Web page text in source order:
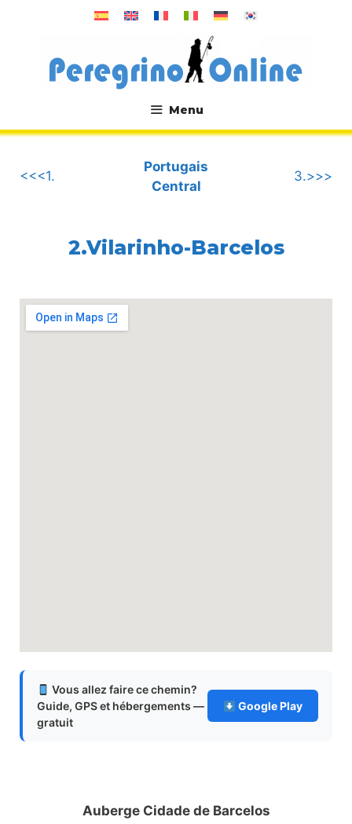
Menu
.
<<<1.
Portugais
Central
3.>>>
2.Vilarinho-Barcelos
Vous allez faire ce chemin?
Guide, GPS et hébergements —
gratuit
Google Play
Auberge Cidade de Barcelos